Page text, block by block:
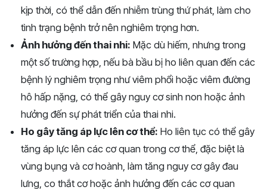
kịp thời, có thể dẫn đến nhiễm trùng thứ phát, làm cho
tình trạng bệnh trở nên nghiêm trọng hơn.
Ảnh hưởng đến thai nhi: Mặc dù hiếm, nhưng trong
một số trường hợp, nếu bà bầu bị ho liên quan đến các
bệnh lý nghiêm trọng như viêm phổi hoặc viêm đường
hô hấp nặng, có thể gây nguy cơ sinh non hoặc ảnh
hưởng đến sự phát triển của thai nhi.
Ho gây tăng áp lực lên cơ thể: Ho liên tục có thể gây
tăng áp lực lên các cơ quan trong cơ thể, đặc biệt là
vùng bụng và cơ hoành, làm tăng nguy cơ gây đau
lưng, co thắt cơ hoặc ảnh hưởng đến các cơ quan